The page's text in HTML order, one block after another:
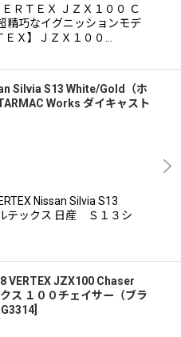
ＲＴＥＸ ＪＺＸ１００ Ｃ
精巧なイグニッションモデ
Ｘ】ＪＺＸ１００…
Silvia S13 White/Gold（ホ
Works ダイキャスト
Nissan Silvia S13
テックス 日産 Ｓ１３シ
VERTEX JZX100 Chaser
ス １００チェイサー（ブラ
IG3314